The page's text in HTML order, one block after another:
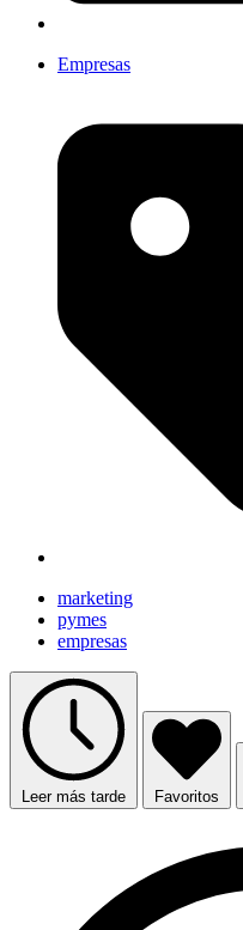
Empresas
marketing
pymes
empresas
Leer más tarde Favoritos